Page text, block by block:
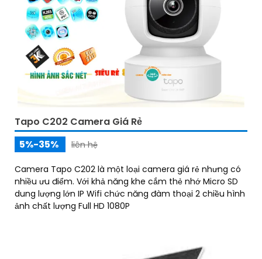
Tapo C202 Camera Giá Rẻ
5%-35%
liên hệ
Camera Tapo C202 là một loại camera giá rẻ nhưng có
nhiều ưu điểm. Với khả năng khe cắm thẻ nhớ Micro SD
dung lượng lớn IP Wifi chức năng đàm thoại 2 chiều hình
ảnh chất lượng Full HD 1080P